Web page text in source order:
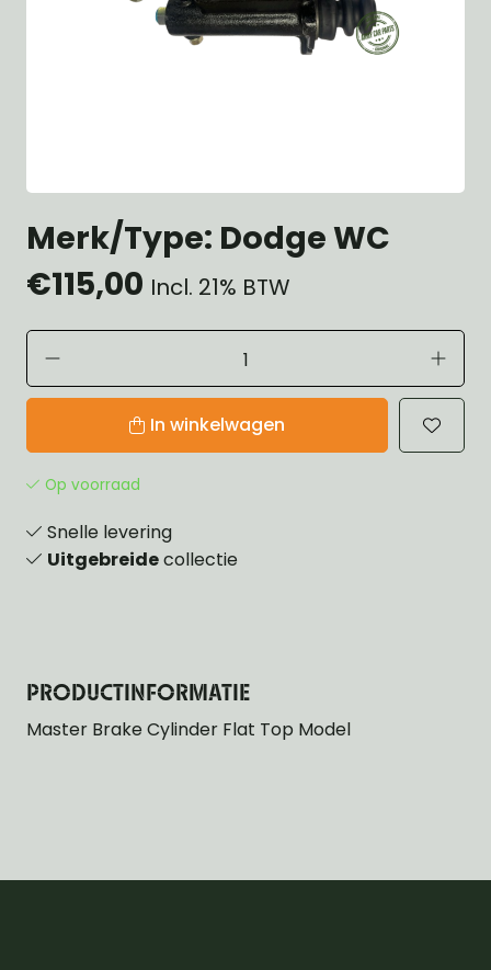
Merk/Type: Dodge WC
€115,00 Incl. 21% BTW
In winkelwagen
Op voorraad
Snelle levering
Uitgebreidecollectie
PRODUCTINFORMATIE
Master Brake Cylinder Flat Top Model